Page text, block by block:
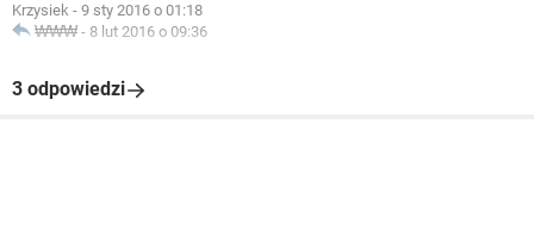
Krzysiek - 9 sty 2016 o 01:18
₩₩₩ - 8 lut 2016 o 09:36
3 odpowiedzi